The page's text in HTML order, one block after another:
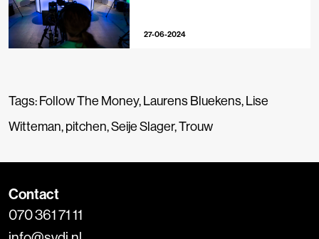
27-06-2024
Tags:Follow The Money,Laurens Bluekens,Lise
Witteman,pitchen,Seije Slager,Trouw
Contact
070 361 71 11